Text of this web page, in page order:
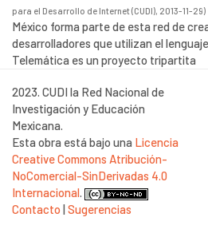
para el Desarrollo de Internet (CUDI), 2013-11-29)
México forma parte de esta red de
desarrolladores que utilizan el
Telemática es un proyecto tripartita
2023. CUDI la Red Nacional de
Investigación y Educación
Mexicana.
Esta obra está bajo una Licencia
Creative Commons Atribución-
NoComercial-SinDerivadas 4.0
Internacional.
Contacto |Sugerencias